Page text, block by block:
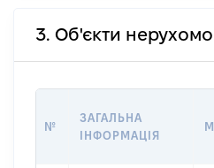
3. Об'єкти
№
ЗАГАЛЬНА
ІНФОРМАЦІЯ